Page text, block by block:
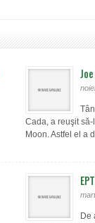
Cada, a reuşit
Moon. Astfel el a
De